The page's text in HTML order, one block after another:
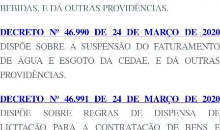
BEBIDAS, E DÁ OUTRAS PROVIDÊNCIAS.
DECRETO Nº 46.990 DE 24 DE MARÇO DE 2020
DISPÕE SOBRE A SUSPENSÃO DO FATURAMENTO
DE ÁGUA E ESGOTO DA CEDAE, E DÁ OUTRAS
PROVIDÊNCIAS.
DECRETO Nº 46.991 DE 24 DE MARÇO DE 2020
DISPÕE SOBRE REGRAS DE DISPENSA DE
LICITAÇÃO PARA A CONTRATAÇÃO DE BENS E